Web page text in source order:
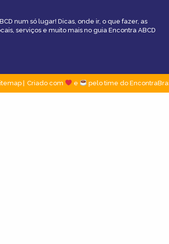
num só lugar! Dicas, onde ir, o que fazer, as
serviços e muito mais no guia Encontra ABCD
Criado com e pelo time do